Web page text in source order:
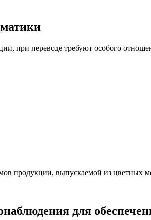
при переводе требуют особого
продукции, выпускаемой из цветных
для